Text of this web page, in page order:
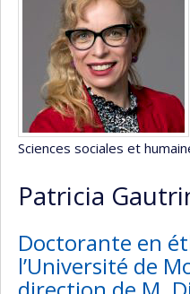
Sciences sociales et
Patricia
Doctorante en
l’Université de